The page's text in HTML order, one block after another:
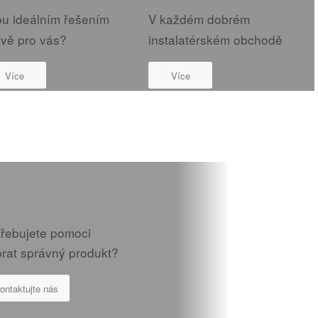
ideálním řešením
pro vás?
Více
V každém dobrém
instalatérském obchodě
Více
pomoci
správný produkt?
nás